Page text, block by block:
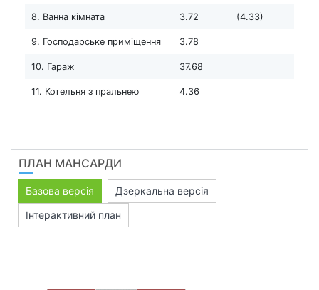
8. Ванна кімната 3.72 (4.33)
9. Господарське приміщення 3.78
10. Гараж 37.68
11. Котельня з пральнею 4.36
ПЛАН МАНСАРДИ
Базова версія
Дзеркальна версія
Інтерактивний план